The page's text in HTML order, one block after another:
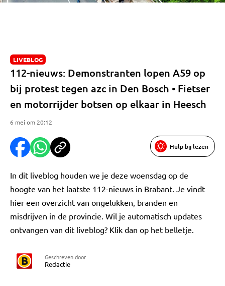
LIVEBLOG
112-nieuws: Demonstranten lopen A59 op
bij protest tegen azc in Den Bosch • Fietser
en motorrijder botsen op elkaar in Heesch
6 mei om 20:12
Hulp bij lezen
In dit liveblog houden we je deze woensdag op de
hoogte van het laatste 112-nieuws in Brabant. Je vindt
hier een overzicht van ongelukken, branden en
misdrijven in de provincie. Wil je automatisch updates
ontvangen van dit liveblog? Klik dan op het belletje.
Geschreven door
Redactie